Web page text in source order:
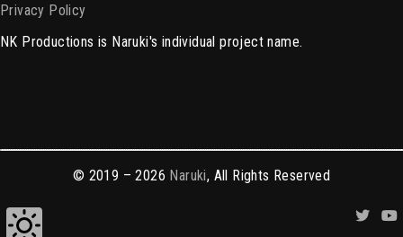
Privacy Policy
NK Productions is Naruki's individual project name.
© 2019 – 2026 Naruki, All Rights Reserved